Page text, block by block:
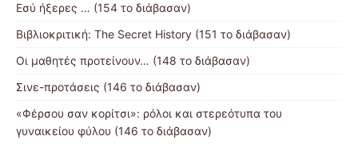
Εσύ ήξερες … (154 το διάβασαν)
Βιβλιοκριτική: The Secret History (151 το διάβασαν)
Οι μαθητές προτείνουν… (148 το διάβασαν)
Σινε-προτάσεις (146 το διάβασαν)
«Φέρσου σαν κορίτσι»: ρόλοι και στερεότυπα του
γυναικείου φύλου (146 το διάβασαν)